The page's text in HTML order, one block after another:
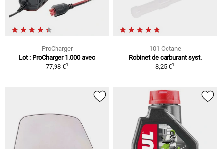
ProCharger
Lot : ProCharger 1.000 avec
77,98 €1
101 Octane
Robinet de carburant syst.
8,25 €1